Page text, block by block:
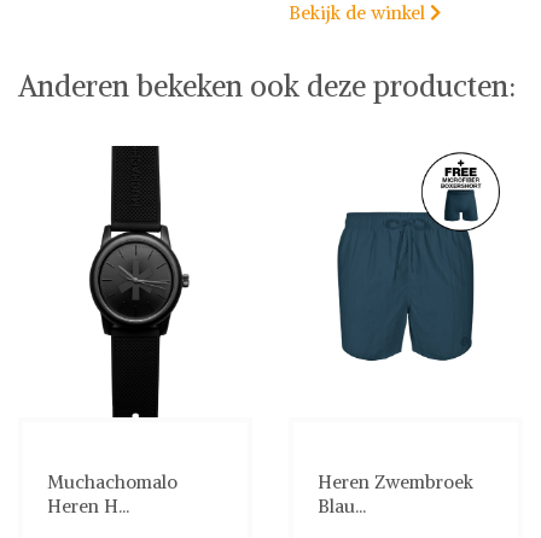
Bekijk de winkel 
Anderen bekeken ook deze producten:
Muchachomalo
Heren H...
Heren Zwembroek
Blau...